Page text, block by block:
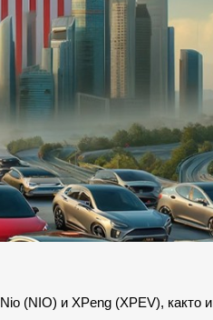
(NIO) и XPeng (XPEV), както и